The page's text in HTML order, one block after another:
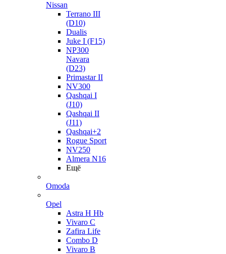
Nissan
Terrano III
(D10)
Dualis
Juke I (F15)
NP300
Navara
(D23)
Primastar II
NV300
Qashqai I
(J10)
Qashqai II
(J11)
Qashqai+2
Rogue Sport
NV250
Almera N16
Ещё
Omoda
Opel
Astra H Hb
Vivaro C
Zafira Life
Combo D
Vivaro B